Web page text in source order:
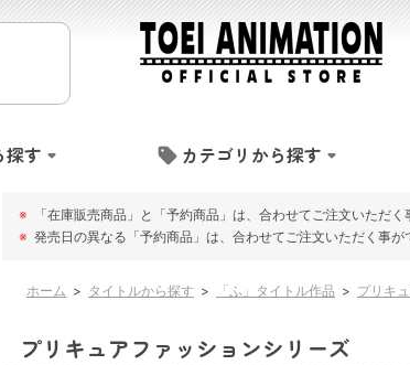
探す カテゴリから探す
※
「在庫販売商品」と「予約商品」は、合わせてご注文いただく
※ 発売日の異なる「予約商品」は、合わせてご注文いただく事が
ホーム > タイトルから探す > 「ふ」タイトル作品 > プリキ
プリキュアファッションシリーズ